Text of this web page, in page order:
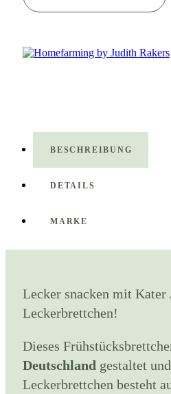
BESCHREIBUNG
DETAILS
MARKE
Lecker snacken mit Kater
Leckerbrettchen!
Dieses
Deutschland gestaltet
Leckerbrettchen besteht